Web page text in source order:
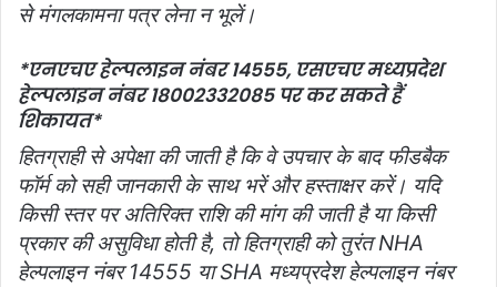
से मंगलकामना पत्र लेना न भूलें।
*एनएचए हेल्पलाइन नंबर 14555, एसएचए मध्यप्रदेश
हेल्पलाइन नंबर 18002332085 पर कर सकते हैं
शिकायत*
हितग्राही से अपेक्षा की जाती है कि वे उपचार के बाद फीडबैक
फॉर्म को सही जानकारी के साथ भरें और हस्ताक्षर करें। यदि
किसी स्तर पर अतिरिक्त राशि की मांग की जाती है या किसी
प्रकार की असुविधा होती है, तो हितग्राही को तुरंत NHA
हेल्पलाइन नंबर 14555 या SHA मध्यप्रदेश हेल्पलाइन नंबर